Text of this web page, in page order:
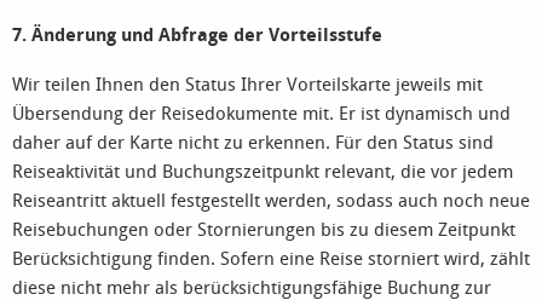
7. Änderung und Abfrage der Vorteilsstufe
Wir teilen Ihnen den Status Ihrer Vorteilskarte jeweils mit
Übersendung der Reisedokumente mit. Er ist dynamisch und
daher auf der Karte nicht zu erkennen. Für den Status sind
Reiseaktivität und Buchungszeitpunkt relevant, die vor jedem
Reiseantritt aktuell festgestellt werden, sodass auch noch neue
Reisebuchungen oder Stornierungen bis zu diesem Zeitpunkt
Berücksichtigung finden. Sofern eine Reise storniert wird, zählt
diese nicht mehr als berücksichtigungsfähige Buchung zur